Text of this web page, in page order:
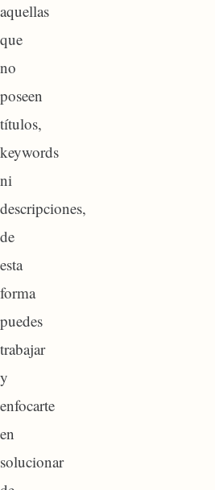
aquellas
que
no
poseen
títulos,
keywords
ni
descripciones,
de
esta
forma
puedes
trabajar
y
enfocarte
en
solucionar